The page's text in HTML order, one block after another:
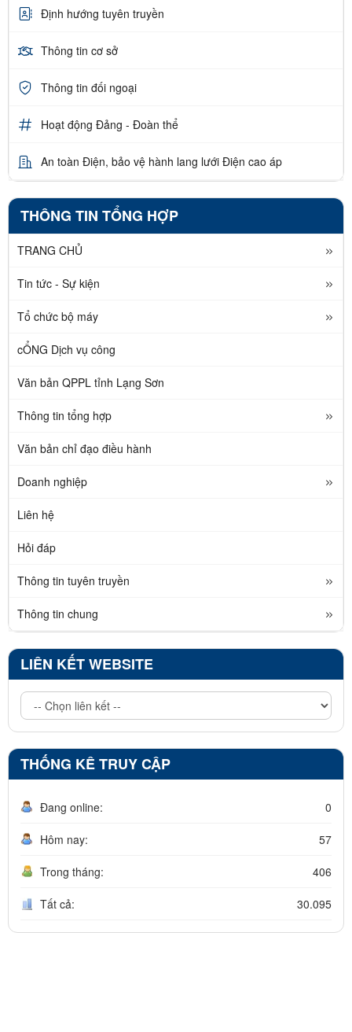
Định hướng tuyên truyền
Thông tin cơ sở
Thông tin đối ngoại
Hoạt động Đảng - Đoàn thể
An toàn Điện, bảo vệ hành lang lưới Điện cao áp
THÔNG TIN TỔNG HỢP
TRANG CHỦ
Tin tức - Sự kiện
Tổ chức bộ máy
cỔNG Dịch vụ công
Văn bản QPPL tỉnh Lạng Sơn
Thông tin tổng hợp
Văn bản chỉ đạo điều hành
Doanh nghiệp
Liên hệ
Hỏi đáp
Thông tin tuyên truyền
Thông tin chung
LIÊN KẾT WEBSITE
THỐNG KÊ TRUY CẬP
Đang online: 0
Hôm nay: 57
Trong tháng: 406
Tất cả: 30.095